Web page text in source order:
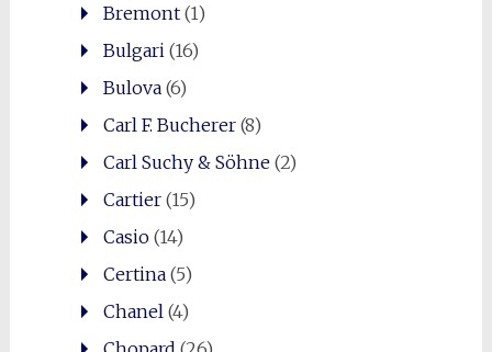
Bremont(1)
Bulgari (16)
Bulova(6)
Carl F. Bucherer(8)
Carl Suchy & Söhne(2)
Cartier(15)
Casio(14)
Certina(5)
Chanel (4)